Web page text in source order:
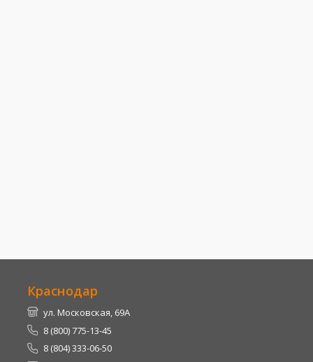
Краснодар
ул. Московская, 69А
8 (800) 775-13-45
8 (804) 333-06-50